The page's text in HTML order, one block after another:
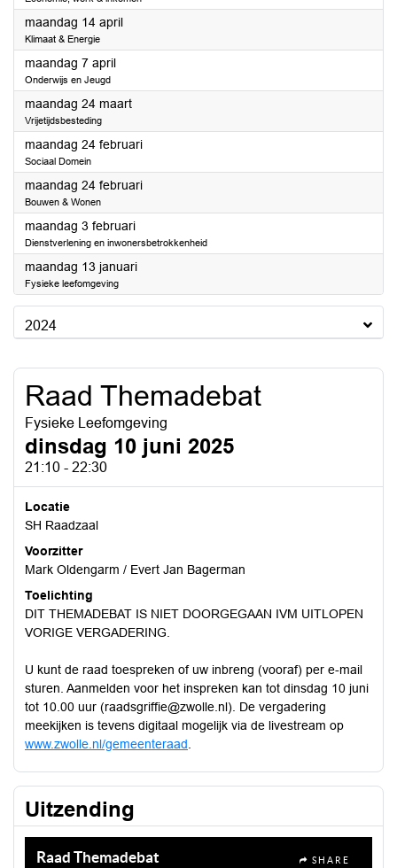
maandag 14 april2025
Klimaat & Energie
maandag 7 april2025
Onderwijs en Jeugd
maandag 24 maart2025
Vrijetijdsbesteding
maandag 24 februari2025
Sociaal Domein
maandag 24 februari2025
Bouwen & Wonen
maandag 3 februari2025
Dienstverlening en inwonersbetrokkenheid
maandag 13 januari2025
Fysieke leefomgeving
2024
Raad Themadebat
Fysieke Leefomgeving
dinsdag 10 juni 2025
21:10 - 22:30
Locatie
SH Raadzaal
Voorzitter
Mark Oldengarm / Evert Jan Bagerman
Toelichting
DIT THEMADEBAT IS NIET DOORGEGAAN IVM UITLOPEN
VORIGE VERGADERING.
U kunt de raad toespreken of uw inbreng (vooraf) per e-mail
sturen. Aanmelden voor het inspreken kan tot dinsdag 10 juni
tot 10.00 uur (raadsgriffie@zwolle.nl). De vergadering
meekijken is tevens digitaal mogelijk via de livestream op
www.zwolle.nl/gemeenteraad
Uitzending